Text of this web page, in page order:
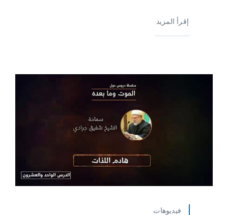
إقرأ المزيد
فيديوهات